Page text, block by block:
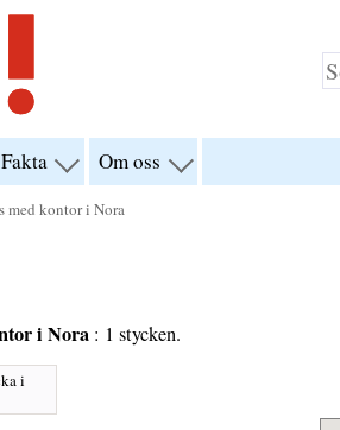
Fakta visa
menyn
för
Om oss
visa
menyn
med kontor i Nora
i Nora: 1 stycken.
i